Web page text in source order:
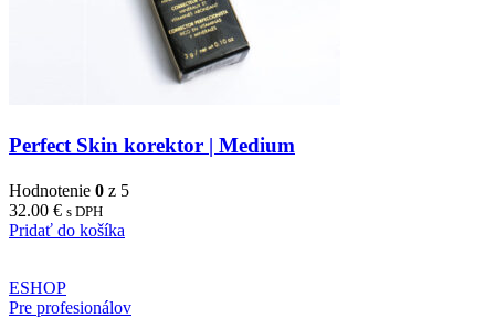
Perfect Skin korektor | Medium
Hodnotenie 0 z 5
32.00 € s DPH
Pridať do košíka
ESHOP
Pre profesionálov